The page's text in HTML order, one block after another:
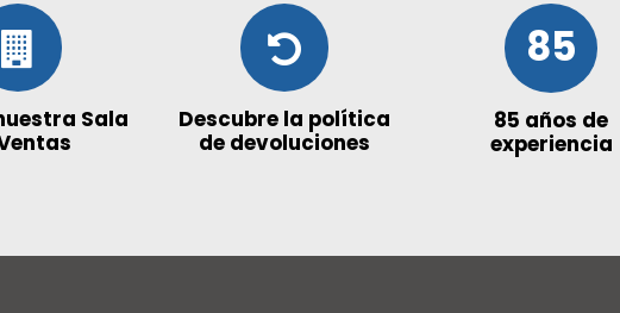
Sala
Descubre la política
de devoluciones
85
85 años de
experiencia